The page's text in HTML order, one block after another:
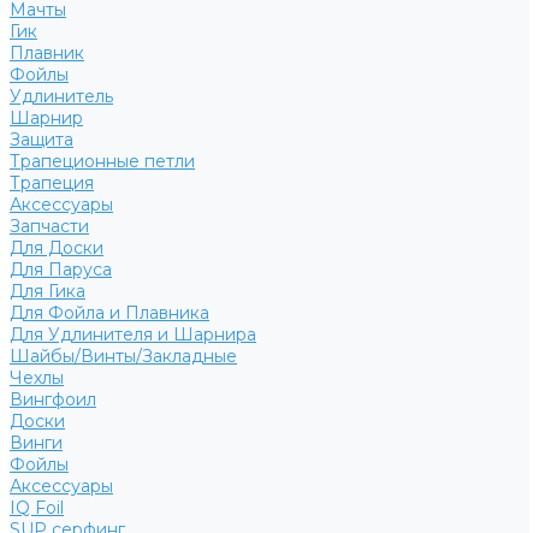
Мачты
Гик
Плавник
Фойлы
Удлинитель
Шарнир
Защита
Трапеционные петли
Трапеция
Аксессуары
Запчасти
Для Доски
Для Паруса
Для Гика
Для Фойла и Плавника
Для Удлинителя и Шарнира
Шайбы/Винты/Закладные
Чехлы
Вингфоил
Доски
Винги
Фойлы
Аксессуары
IQ Foil